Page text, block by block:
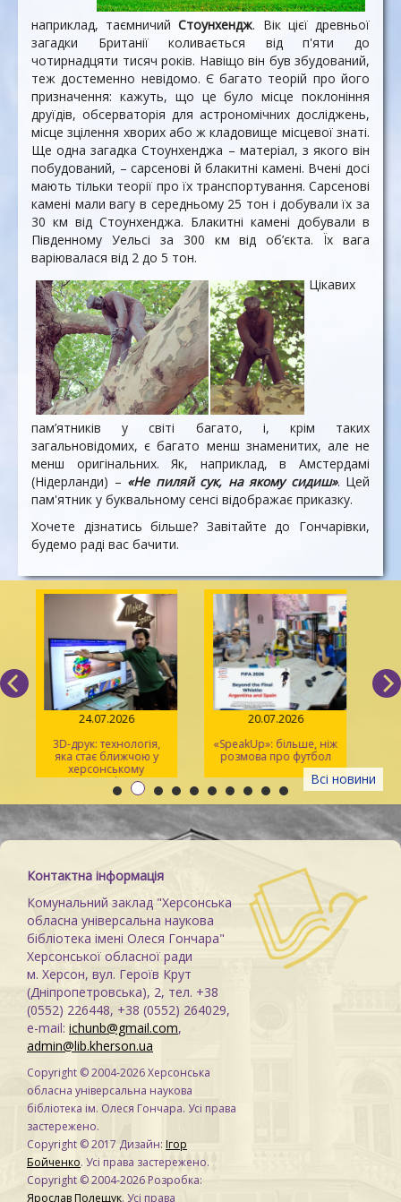
наприклад, таємничийСтоунхендж. Вік цієї древньої
загадки Британії коливається від п'яти до
чотирнадцяти тисяч років. Навіщо він був збудований,
теж достеменно невідомо. Є багато теорій про його
призначення: кажуть, що це було місце поклоніння
друїдів, обсерваторія для астрономічних досліджень,
місце зцілення хворих або ж кладовище місцевої знаті.
Ще одна загадка Стоунхенджа – матеріал, з якого він
побудований, – сарсенові й блакитні камені. Вчені досі
мають тільки теорії про їх транспортування. Сарсенові
камені мали вагу в середньому 25 тон і добували їх за
30 км від Стоунхенджа. Блакитні камені добували в
Південному Уельсі за 300 км від об’єкта. Їх вага
варіювалася від 2 до 5 тон.
Цікавих
пам’ятників у світі багато, і, крім таких
загальновідомих, є багато менш знаменитих, але не
менш оригінальних. Як, наприклад, в Амстердамі
(Нідерланди) – «Не пиляй сук, на якому сидиш». Цей
пам'ятник у буквальному сенсі відображає приказку.
Хочете дізнатись більше? Завітайте до Гончарівки,
будемо раді вас бачити.
Всі новини
24.07.2026
3D-друк: технологія,
яка стає ближчою у
херсонському
просторі Maker Space
20.07.2026
«SpeakUp»: більше, ніж
розмова про футбол
Контактна інформація
Комунальний заклад "Херсонська
обласна універсальна наукова
бібліотека імені Олеся Гончара"
Херсонської обласної ради
м. Херсон, вул. Героїв Крут
(Дніпропетровська), 2, тел. +38
(0552) 226448, +38 (0552) 264029,
e-mail: ichunb@gmail.com,
admin@lib.kherson.ua
Copyright © 2004-2026 Херсонська
обласна універсальна наукова
бібліотека ім. Олеся Гончара. Усі права
застережено.
Copyright © 2017 Дизайн: Ігор
Бойченко. Усі права застережено.
Copyright © 2004-2026 Розробка:
Ярослав Полещук. Усі права